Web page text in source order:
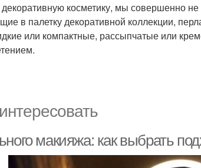
косметику, мы совершенно
в палетку декоративной коллекции,
или компактные, рассыпчатые или
макияжа: как выбрать